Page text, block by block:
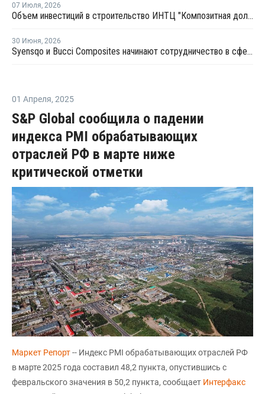
07 Июля, 2026
Объем инвестиций в строительство ИНТЦ "Композитная долина" составит около 7 млрд рублей
30 Июня, 2026
Syensqo и Bucci Composites начинают сотрудничество в сфере производства композитных деталей для автомобилей
01 Апреля, 2025
S&P Global сообщила о падении
индекса PMI обрабатывающих
отраслей РФ в марте ниже
критической отметки
Маркет Репорт-- Индекс PMI обрабатывающих отраслей РФ
в марте 2025 года составил 48,2 пункта, опустившись с
февральского значения в 50,2 пункта, сообщает Интерфакс